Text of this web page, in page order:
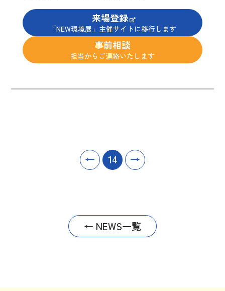
来場登録
「NEW環境展」主催サイトに移行します
事前相談
担当からご連絡いたします
← 14 →
← NEWS一覧